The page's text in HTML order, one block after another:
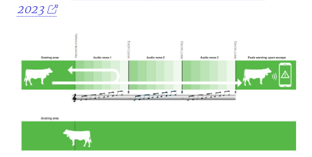
2023